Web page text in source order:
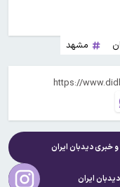
مشهد
و خبریدیدبان ایران
دیدبان ایران